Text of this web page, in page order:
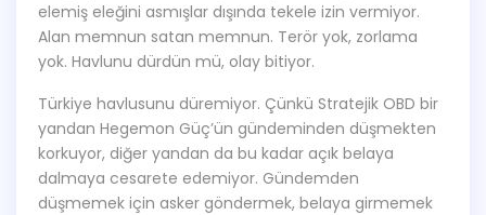
elemiş eleğini asmışlar dışında tekele izin vermiyor.
Alan memnun satan memnun. Terör yok, zorlama
yok. Havlunu dürdün mü, olay bitiyor.
Türkiye havlusunu düremiyor. Çünkü Stratejik OBD bir
yandan Hegemon Güç’ün gündeminden düşmekten
korkuyor, diğer yandan da bu kadar açık belaya
dalmaya cesarete edemiyor. Gündemden
düşmemek için asker göndermek, belaya girmemek